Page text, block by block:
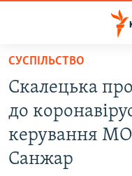
Перейти
основного
матеріалу
до
основної
ВОДА.КРИМ
ВІДЕО ТА ФОТО
ПОЛІТИКА
СУСПІЛЬСТВО
Скалецька
до
керування
Санжар